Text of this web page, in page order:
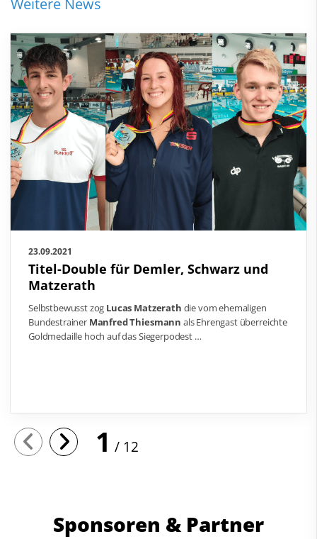
23.09.2021
Titel-Double für Demler, Schwarz und
Matzerath
Selbstbewusst zog Lucas Matzerath die vom ehemaligen
Bundestrainer Manfred Thiesmann als Ehrengast überreichte
Goldmedaille hoch auf das Siegerpodest …
1 12
Sponsoren & Partner